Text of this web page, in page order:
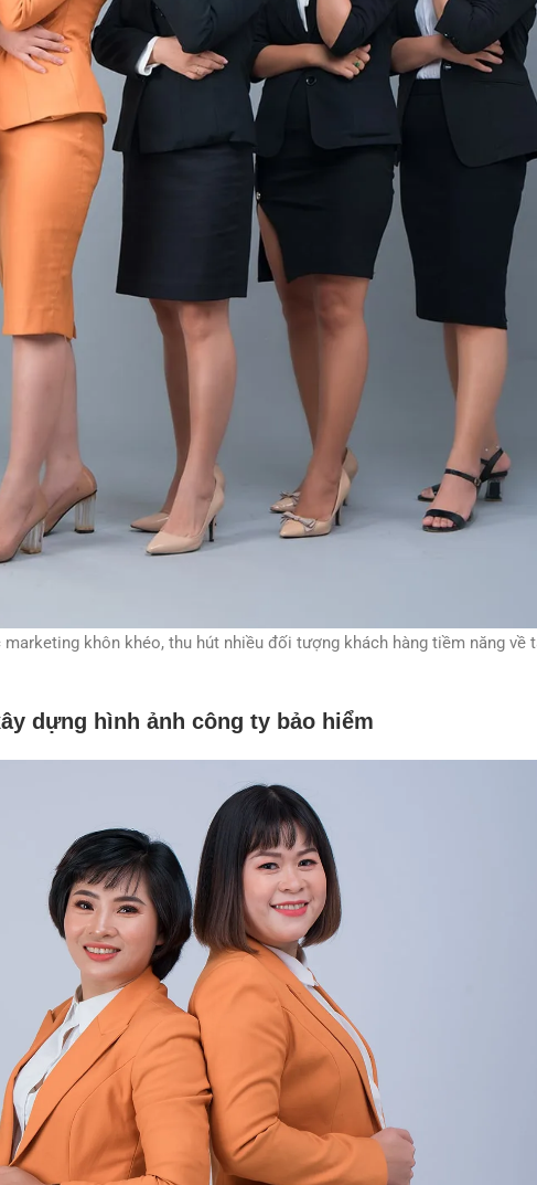
khôn khéo, thu hút nhiều đối tượng khách hàng tiềm năng về
dựng hình ảnh công ty bảo hiểm